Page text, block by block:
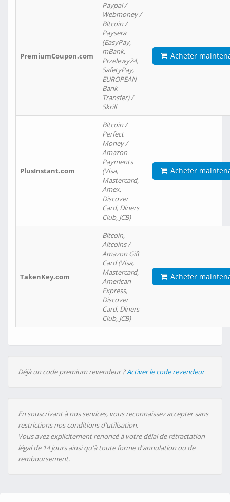
PremiumCoupon.com
Paypal /
Webmoney /
Bitcoin /
Paysera
(EasyPay,
mBank,
Przelewy24,
SafetyPay,
EUROPEAN
Bank
Transfer) /
Skrill
Acheter
PlusInstant.com
Bitcoin /
Perfect
Money /
Amazon
Payments
(Visa,
Mastercard,
Amex,
Discover
Card, Diners
Club, JCB)
Acheter
TakenKey.com
Bitcoin,
Altcoins /
Amazon Gift
Card (Visa,
Mastercard,
American
Express,
Discover
Card, Diners
Club, JCB)
Acheter
Déjà un code premium revendeur ?Activer le code revendeur
En souscrivant à nos services, vous reconnaissez accepter sans
restrictions nos conditions d'utilisation.
Vous avez explicitement renoncé à votre délai de rétractation
légal de 14 jours ainsi qu'à toute forme d'annulation ou de
remboursement.